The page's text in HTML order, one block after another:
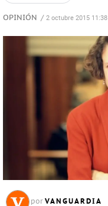
OPINIÓN / 2 octubre 2015 11:38
por VANGUARDIA